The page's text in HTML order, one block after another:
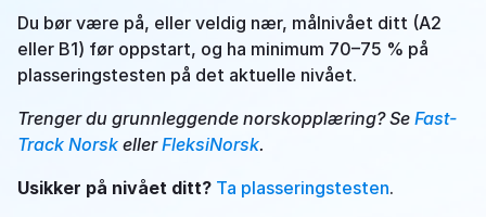
Du bør være på, eller veldig nær, målnivået ditt (A2
eller B1) før oppstart, og ha minimum 70–75 % på
plasseringstesten på det aktuelle nivået.
Trenger du grunnleggende norskopplæring? Se Fast-
Track Norsk ellerFleksiNorsk.
Usikker på nivået ditt? Ta plasseringstesten.